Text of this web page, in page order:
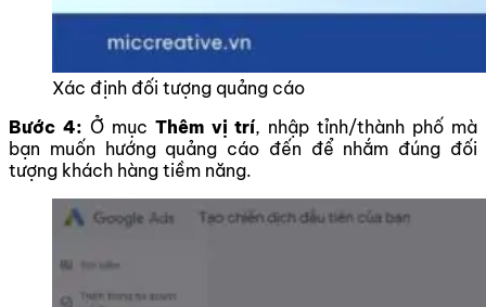
Xác định đối tượng quảng cáo
Bước 4: Ở mục Thêm vị trí, nhập tỉnh/thành phố mà
bạn muốn hướng quảng cáo đến để nhắm đúng đối
tượng khách hàng tiềm năng.